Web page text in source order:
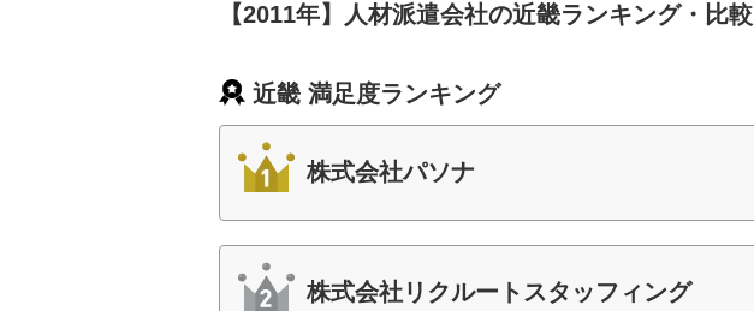
【2011年】人材派遣会社の近畿ランキング・比較
近畿 満足度ランキング
株式会社パソナ
株式会社リクルートスタッフィング